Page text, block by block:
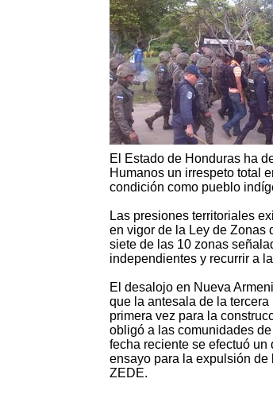
El Estado de Honduras ha
Humanos un irrespeto total
condición como pueblo
Las presiones territoriales
en vigor de la Ley de Zonas
siete de las 10 zonas
independientes y recurrir a
El desalojo en Nueva
que la antesala de la
primera vez para la
obligó a las comunidades
fecha reciente se efectuó
ensayo para la expulsión
ZEDE.